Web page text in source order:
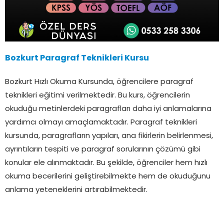
Bozkurt Paragraf Teknikleri Kursu
Bozkurt Hızlı Okuma Kursunda, öğrencilere paragraf
teknikleri eğitimi verilmektedir. Bu kurs, öğrencilerin
okuduğu metinlerdeki paragrafları daha iyi anlamalarına
yardımcı olmayı amaçlamaktadır. Paragraf teknikleri
kursunda, paragrafların yapıları, ana fikirlerin belirlenmesi,
ayrıntıların tespiti ve paragraf sorularının çözümü gibi
konular ele alınmaktadır. Bu şekilde, öğrenciler hem hızlı
okuma becerilerini geliştirebilmekte hem de okuduğunu
anlama yeteneklerini artırabilmektedir.